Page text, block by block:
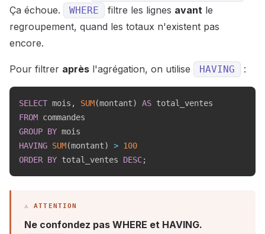
Ça échoue.
WHERE filtre les lignes avant le
regroupement, quand les totaux n'existent pas
encore.
Pour filtrer après l'agrégation, on utilise HAVING :
SELECT mois , SUM(montant) AS
FROM
GROUP BY
HAVING SUM(montant) > 100
ORDER BY total_ventes DESC;
Ne confondez pas WHERE et HAVING.